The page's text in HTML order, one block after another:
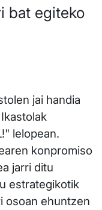
bat egiteko
jai handia
lelopean.
konpromiso
jarri ditu
estrategikotik
osoan ehuntzen